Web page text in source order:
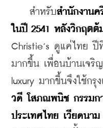
สำหรับสำนักงาน
ในปี 2541 หลังวิกฤตต้
Christie’s ดูแค่ไทย ปี
มากขึ้น เพื่อนบ้านเจริ
luxury มากขึ้นจึงใช้กรุ
วดี โสภณพนิช กรรมก
ประเทศไทย เวียดนา